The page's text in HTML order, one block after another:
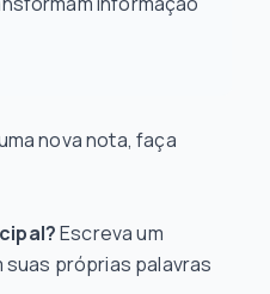
nova nota, faça
Escreva um
próprias palavras